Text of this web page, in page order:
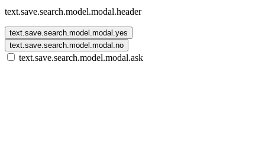
text.save.search.model.modal.header
text.save.search.model.modal.yes
text.save.search.model.modal.no
text.save.search.model.modal.ask